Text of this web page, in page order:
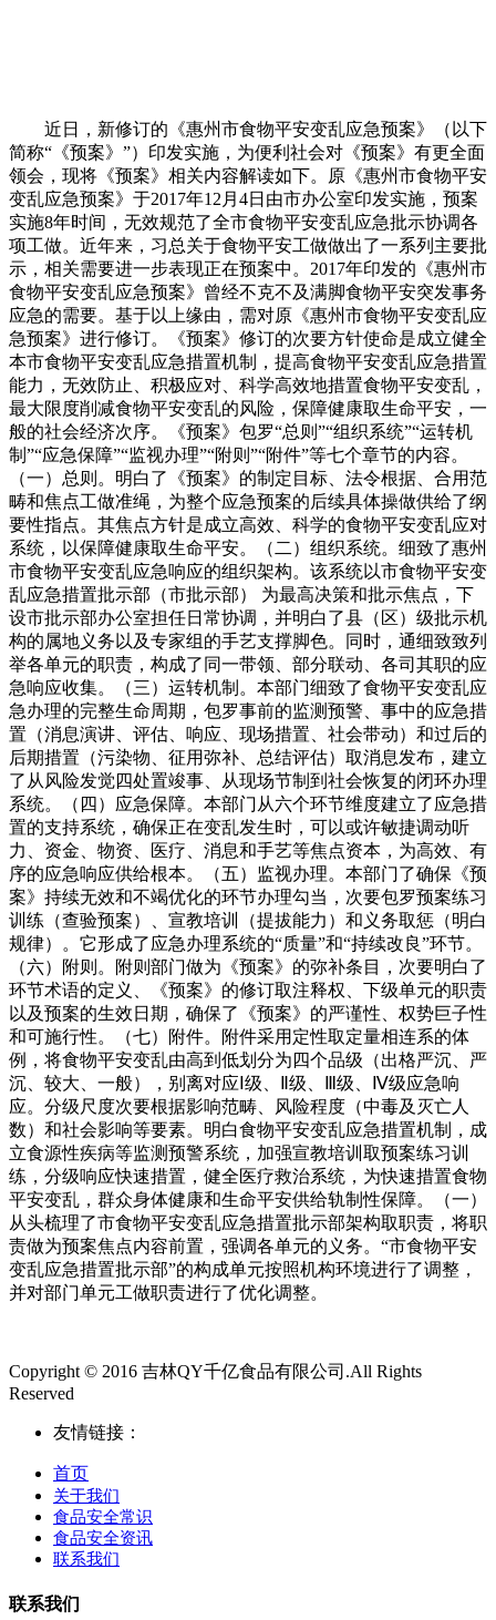
近日，新修订的《惠州市食物平安变乱应急预案》（以下
简称“《预案》”）印发实施，为便利社会对《预案》有更全面
领会，现将《预案》相关内容解读如下。原《惠州市食物平安
变乱应急预案》于2017年12月4日由市办公室印发实施，预案
实施8年时间，无效规范了全市食物平安变乱应急批示协调各
项工做。近年来，习总关于食物平安工做做出了一系列主要批
示，相关需要进一步表现正在预案中。2017年印发的《惠州市
食物平安变乱应急预案》曾经不克不及满脚食物平安突发事务
应急的需要。基于以上缘由，需对原《惠州市食物平安变乱应
急预案》进行修订。《预案》修订的次要方针使命是成立健全
本市食物平安变乱应急措置机制，提高食物平安变乱应急措置
能力，无效防止、积极应对、科学高效地措置食物平安变乱，
最大限度削减食物平安变乱的风险，保障健康取生命平安，一
般的社会经济次序。《预案》包罗“总则”“组织系统”“运转机
制”“应急保障”“监视办理”“附则”“附件”等七个章节的内容。
（一）总则。明白了《预案》的制定目标、法令根据、合用范
畴和焦点工做准绳，为整个应急预案的后续具体操做供给了纲
要性指点。其焦点方针是成立高效、科学的食物平安变乱应对
系统，以保障健康取生命平安。（二）组织系统。细致了惠州
市食物平安变乱应急响应的组织架构。该系统以市食物平安变
乱应急措置批示部（市批示部） 为最高决策和批示焦点，下
设市批示部办公室担任日常协调，并明白了县（区）级批示机
构的属地义务以及专家组的手艺支撑脚色。同时，通细致致列
举各单元的职责，构成了同一带领、部分联动、各司其职的应
急响应收集。（三）运转机制。本部门细致了食物平安变乱应
急办理的完整生命周期，包罗事前的监测预警、事中的应急措
置（消息演讲、评估、响应、现场措置、社会带动）和过后的
后期措置（污染物、征用弥补、总结评估）取消息发布，建立
了从风险发觉四处置竣事、从现场节制到社会恢复的闭环办理
系统。（四）应急保障。本部门从六个环节维度建立了应急措
置的支持系统，确保正在变乱发生时，可以或许敏捷调动听
力、资金、物资、医疗、消息和手艺等焦点资本，为高效、有
序的应急响应供给根本。（五）监视办理。本部门了确保《预
案》持续无效和不竭优化的环节办理勾当，次要包罗预案练习
训练（查验预案）、宣教培训（提拔能力）和义务取惩（明白
规律）。它形成了应急办理系统的“质量”和“持续改良”环节。
（六）附则。附则部门做为《预案》的弥补条目，次要明白了
环节术语的定义、《预案》的修订取注释权、下级单元的职责
以及预案的生效日期，确保了《预案》的严谨性、权势巨子性
和可施行性。（七）附件。附件采用定性取定量相连系的体
例，将食物平安变乱由高到低划分为四个品级（出格严沉、严
沉、较大、一般），别离对应Ⅰ级、Ⅱ级、Ⅲ级、Ⅳ级应急响
应。分级尺度次要根据影响范畴、风险程度（中毒及灭亡人
数）和社会影响等要素。明白食物平安变乱应急措置机制，成
立食源性疾病等监测预警系统，加强宣教培训取预案练习训
练，分级响应快速措置，健全医疗救治系统，为快速措置食物
平安变乱，群众身体健康和生命平安供给轨制性保障。（一）
从头梳理了市食物平安变乱应急措置批示部架构取职责，将职
责做为预案焦点内容前置，强调各单元的义务。“市食物平安
变乱应急措置批示部”的构成单元按照机构环境进行了调整，
并对部门单元工做职责进行了优化调整。
Copyright © 2016 吉林QY千亿食品有限公司.All Rights
Reserved
友情链接：
首页
关于我们
食品安全常识
食品安全资讯
联系我们
联系我们